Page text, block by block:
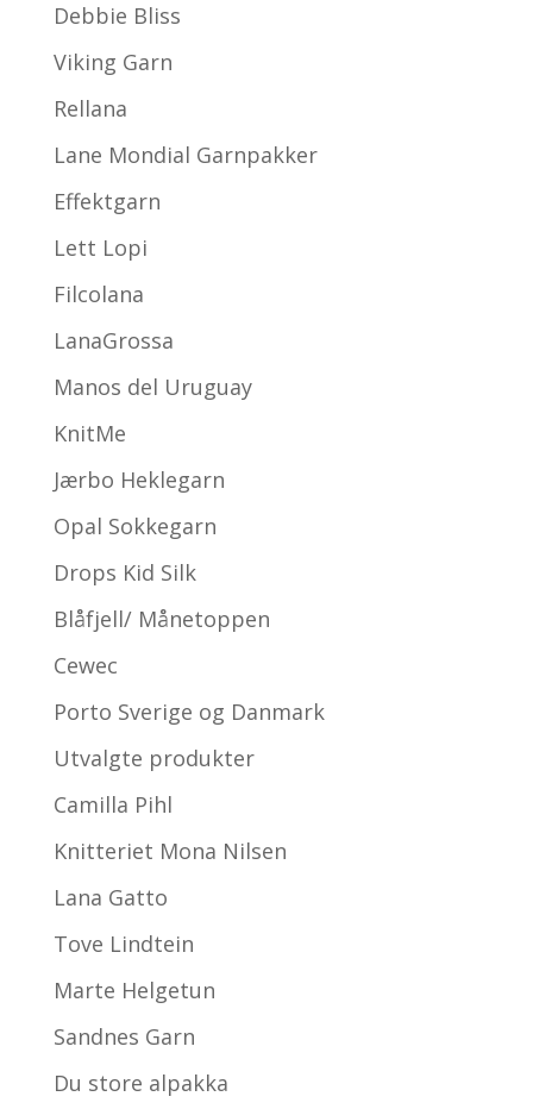
Debbie Bliss
Viking Garn
Rellana
Lane Mondial Garnpakker
Effektgarn
Lett Lopi
Filcolana
LanaGrossa
Manos del Uruguay
KnitMe
Jærbo Heklegarn
Opal Sokkegarn
Drops Kid Silk
Blåfjell/ Månetoppen
Cewec
Porto Sverige og Danmark
Utvalgte produkter
Camilla Pihl
Knitteriet Mona Nilsen
Lana Gatto
Tove Lindtein
Marte Helgetun
Sandnes Garn
Du store alpakka